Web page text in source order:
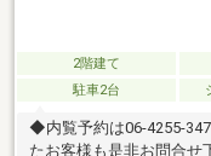
2階建て
駐車2台
◆内覧予約は06-4255-
たお客様も是非お問合